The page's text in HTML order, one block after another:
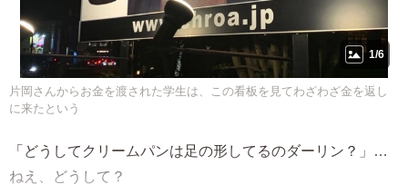
1/6
片岡さんからお金を渡された学生は、この看板を見てわざわざ金を返し
に来たという
「どうしてクリームパンは足の形してるのダーリン？」…
ねえ、どうして？